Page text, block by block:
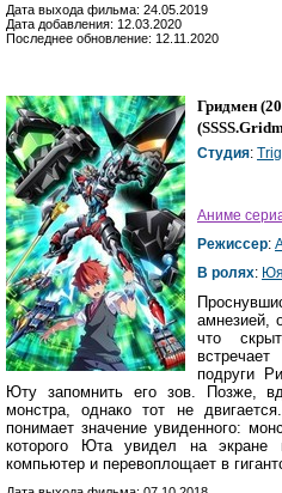
Дата выхода фильма: 24.05.2019
Дата добавления: 12.03.2020
Последнее обновление: 12.11.2020
Гридмен
(
Студия:
Аниме
Режиссер:
В ролях:
амнезией,
что
подруги
Юту запомнить его зов. Позже,
монстра, однако тот не
понимает значение увиденного:
которого Юта увидел на экране
компьютер и перевоплощает в